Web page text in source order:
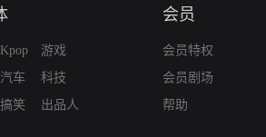
Kpop
汽车
搞笑
游戏
科技
出品人
会员
会员特权
会员剧场
帮助